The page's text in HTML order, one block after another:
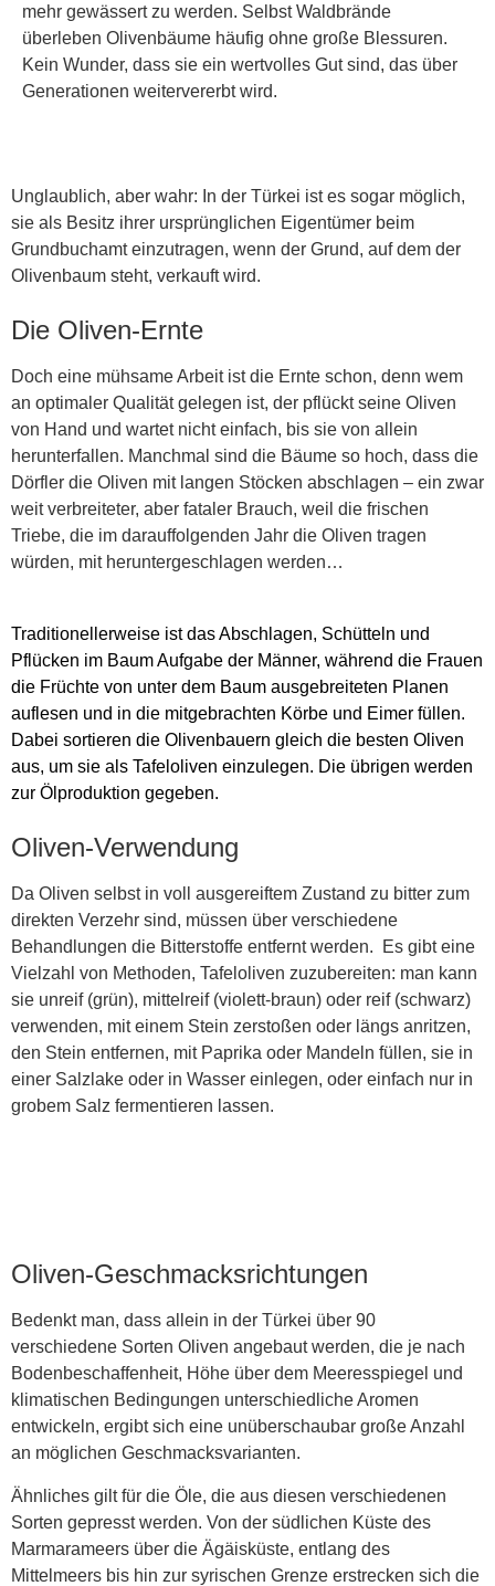
mehr gewässert zu werden. Selbst Waldbrände
überleben Olivenbäume häufig ohne große Blessuren.
Kein Wunder, dass sie ein wertvolles Gut sind, das über
Generationen weitervererbt wird.
Unglaublich, aber wahr: In der Türkei ist es sogar möglich,
sie als Besitz ihrer ursprünglichen Eigentümer beim
Grundbuchamt einzutragen, wenn der Grund, auf dem der
Olivenbaum steht, verkauft wird.
Die Oliven-Ernte
Doch eine mühsame Arbeit ist die Ernte schon, denn wem
an optimaler Qualität gelegen ist, der pflückt seine Oliven
von Hand und wartet nicht einfach, bis sie von allein
herunterfallen. Manchmal sind die Bäume so hoch, dass die
Dörfler die Oliven mit langen Stöcken abschlagen – ein zwar
weit verbreiteter, aber fataler Brauch, weil die frischen
Triebe, die im darauffolgenden Jahr die Oliven tragen
würden, mit heruntergeschlagen werden…
Traditionellerweise ist das Abschlagen, Schütteln und
Pflücken im Baum Aufgabe der Männer, während die Frauen
die Früchte von unter dem Baum ausgebreiteten Planen
auflesen und in die mitgebrachten Körbe und Eimer füllen.
Dabei sortieren die Olivenbauern gleich die besten Oliven
aus, um sie als Tafeloliven einzulegen. Die übrigen werden
zur Ölproduktion gegeben.
Oliven-Verwendung
Da Oliven selbst in voll ausgereiftem Zustand zu bitter zum
direkten Verzehr sind, müssen über verschiedene
Behandlungen die Bitterstoffe entfernt werden. Es gibt eine
Vielzahl von Methoden, Tafeloliven zuzubereiten: man kann
sie unreif (grün), mittelreif (violett-braun) oder reif (schwarz)
verwenden, mit einem Stein zerstoßen oder längs anritzen,
den Stein entfernen, mit Paprika oder Mandeln füllen, sie in
einer Salzlake oder in Wasser einlegen, oder einfach nur in
grobem Salz fermentieren lassen.
Oliven-Geschmacksrichtungen
Bedenkt man, dass allein in der Türkei über 90
verschiedene Sorten Oliven angebaut werden, die je nach
Bodenbeschaffenheit, Höhe über dem Meeresspiegel und
klimatischen Bedingungen unterschiedliche Aromen
entwickeln, ergibt sich eine unüberschaubar große Anzahl
an möglichen Geschmacksvarianten.
Ähnliches gilt für die Öle, die aus diesen verschiedenen
Sorten gepresst werden. Von der südlichen Küste des
Marmarameers über die Ägäisküste, entlang des
Mittelmeers bis hin zur syrischen Grenze erstrecken sich die